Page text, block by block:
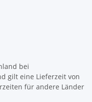
bei
gilt eine Lieferzeit von
für andere Länder